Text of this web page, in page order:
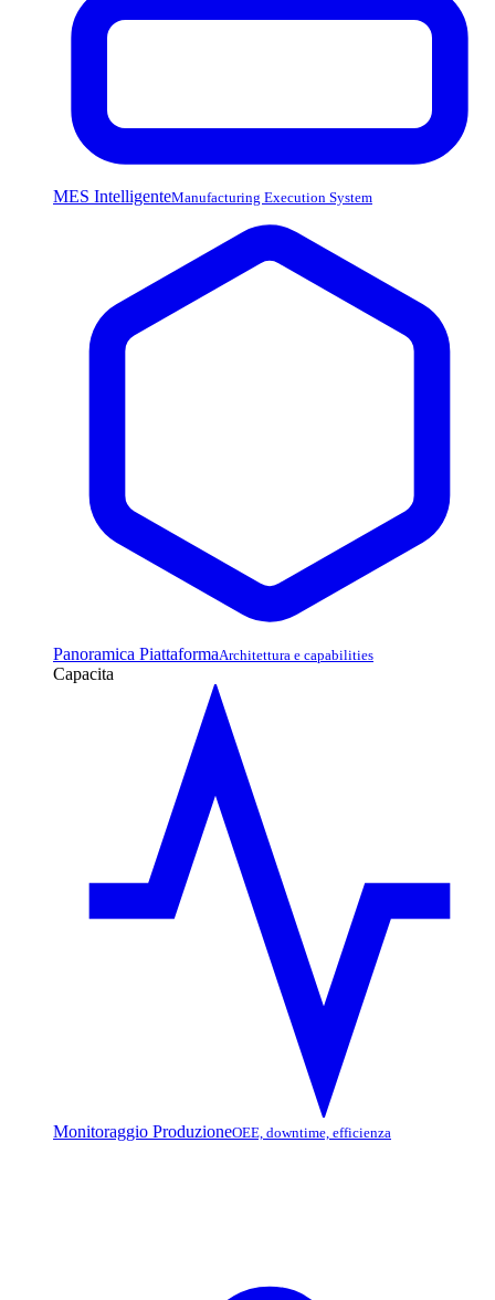
MES IntelligenteManufacturing Execution System
Panoramica PiattaformaArchitettura e capabilities
Capacita
Monitoraggio ProduzioneOEE, downtime, efficienza